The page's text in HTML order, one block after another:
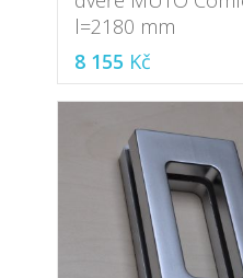
l=2180 mm
8 155 Kč